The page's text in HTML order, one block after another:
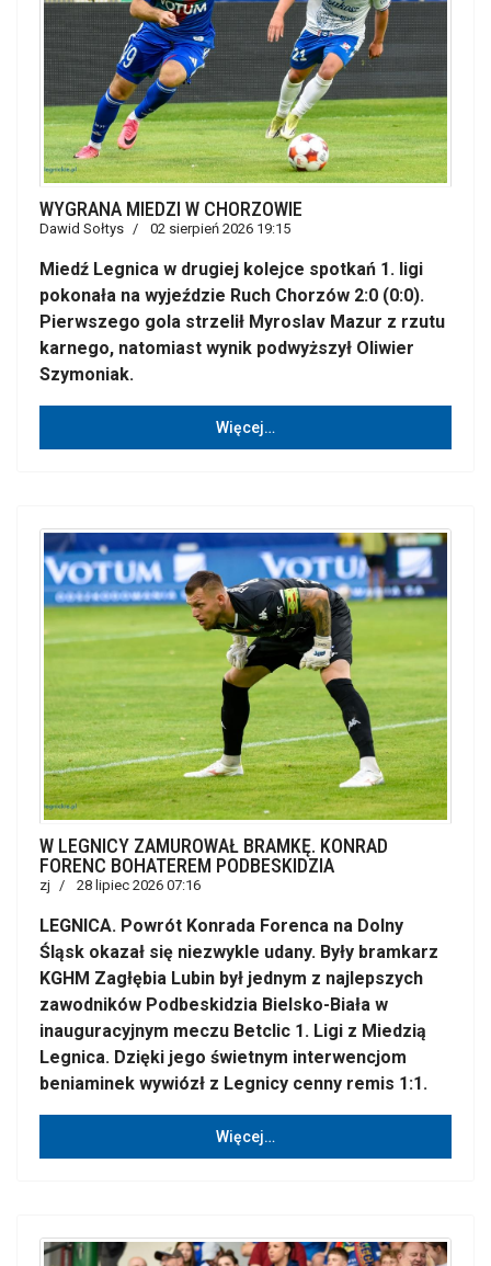
WYGRANA MIEDZI W CHORZOWIE
Dawid Sołtys 02 sierpień 2026 19:15
Miedź Legnica w drugiej kolejce spotkań 1. ligi
pokonała na wyjeździe Ruch Chorzów 2:0 (0:0).
Pierwszego gola strzelił Myroslav Mazur z rzutu
karnego, natomiast wynik podwyższył Oliwier
Szymoniak.
Więcej…
W LEGNICY ZAMUROWAŁ BRAMKĘ. KONRAD
FORENC BOHATEREM PODBESKIDZIA
zj 28 lipiec 2026 07:16
LEGNICA. Powrót Konrada Forenca na Dolny
Śląsk okazał się niezwykle udany. Były bramkarz
KGHM Zagłębia Lubin był jednym z najlepszych
zawodników Podbeskidzia Bielsko-Biała w
inauguracyjnym meczu Betclic 1. Ligi z Miedzią
Legnica. Dzięki jego świetnym interwencjom
beniaminek wywiózł z Legnicy cenny remis 1:1.
Więcej…